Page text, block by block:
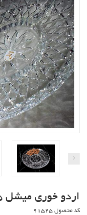
اردو خوری میشل 5 خانه
کد محصول 91525